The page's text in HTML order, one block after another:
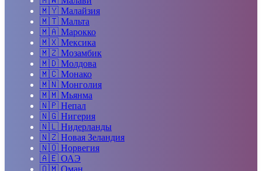
🇲🇾 Малайзия
🇲🇹 Мальта
🇲🇦 Марокко
🇲🇽 Мексика
🇲🇿 Мозамбик
🇲🇩 Молдова
🇲🇨 Монако
🇲🇳 Монголия
🇲🇲 Мьянма
🇳🇵 Непал
🇳🇬 Нигерия
🇳🇱 Нидерланды
🇳🇿 Новая Зеландия
🇳🇴 Норвегия
🇦🇪 ОАЭ
🇴🇲 Оман